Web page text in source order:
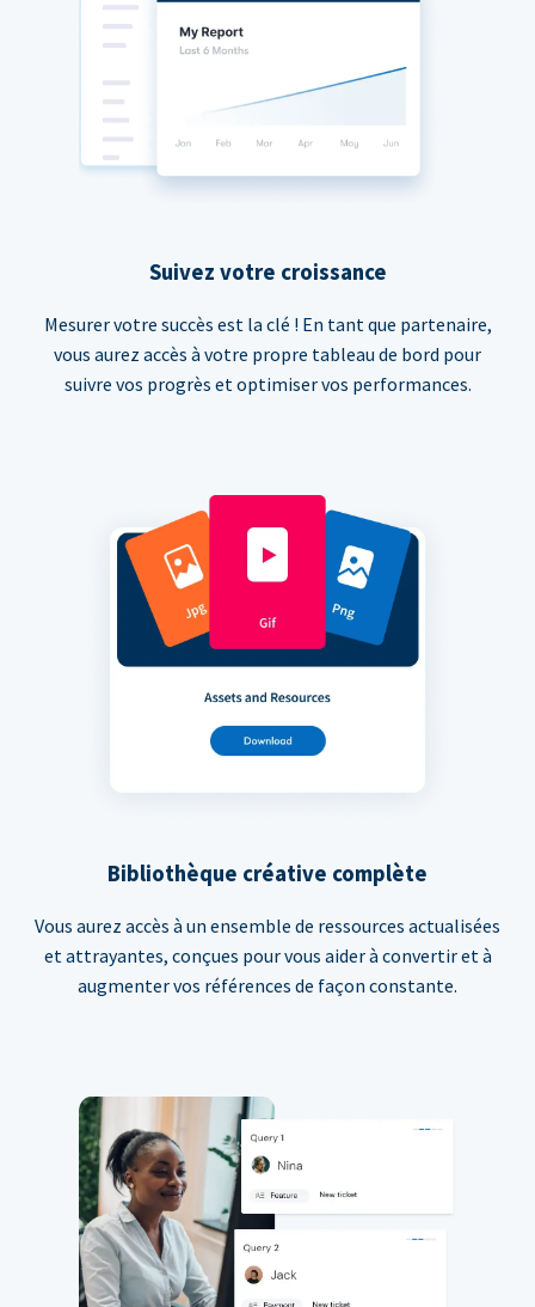
Suivez votre croissance
Mesurer votre succès est la clé ! En tant que partenaire,
vous aurez accès à votre propre tableau de bord pour
suivre vos progrès et optimiser vos performances.
Bibliothèque créative complète
Vous aurez accès à un ensemble de ressources actualisées
et attrayantes, conçues pour vous aider à convertir et à
augmenter vos références de façon constante.